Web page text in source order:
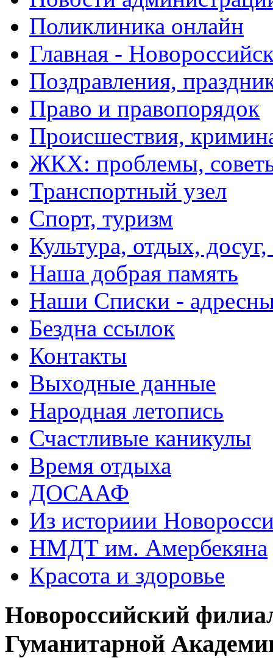
Поликлиника онлайн
Главная -
Поздравления,
Право и правопорядок
Происшествия,
ЖКХ: проблемы,
Транспортный узел
Спорт, туризм
Культура, отдых,
Наша добрая память
Наши Списки -
Бездна ссылок
Контакты
Выходные данные
Народная летопись
Счастливые каникулы
Время отдыха
ДОСААФ
Из историии
НМДТ им. Амербекяна
Красота и здоровье
Новороссийский
Гуманитарной